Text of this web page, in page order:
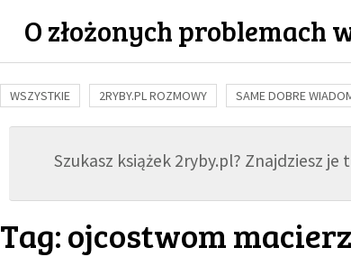
O złożonych problemach
WSZYSTKIE 2RYBY.PL ROZMOWY SAME DOBRE
BUDOWANIE WIĘZI RODZINA NAUKA BIBLIA
ADOPCJASzukasz książek 2ryby.pl? Znajdziesz je
Tag: ojcostwom